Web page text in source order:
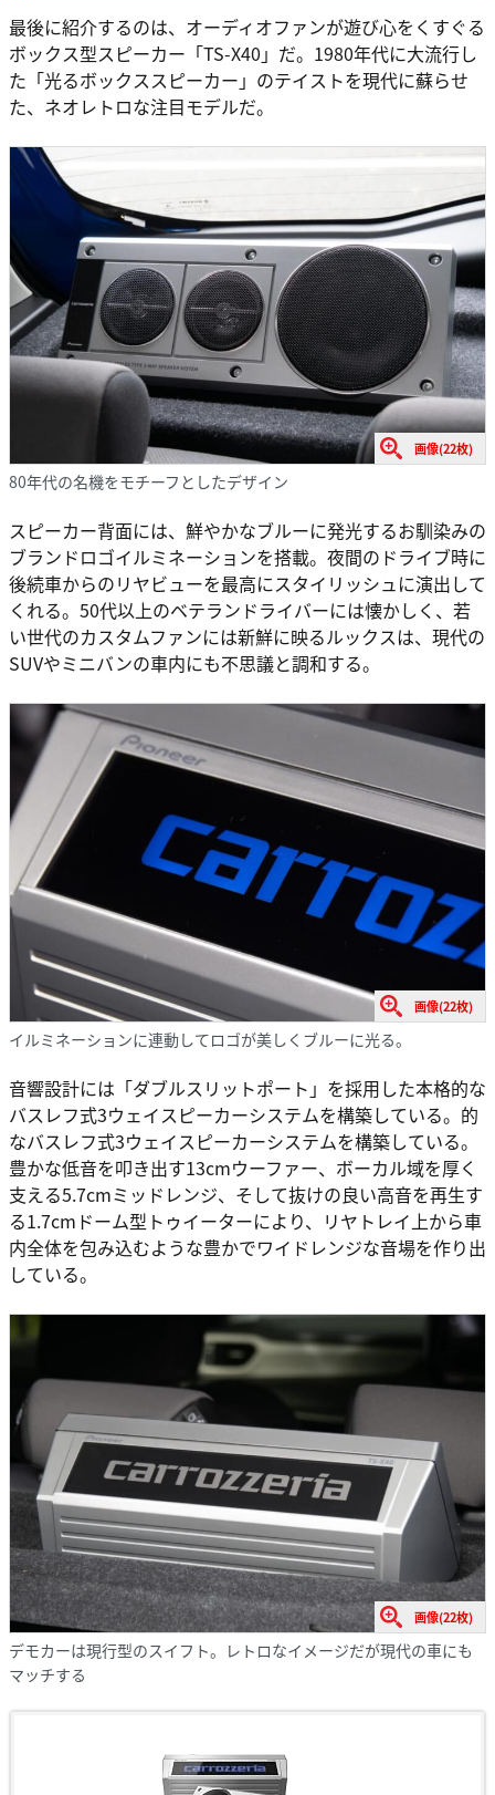
最後に紹介するのは、オーディオファンが遊び心をくすぐる
ボックス型スピーカー「TS-X40」だ。1980年代に大流行し
た「光るボックススピーカー」のテイストを現代に蘇らせ
た、ネオレトロな注目モデルだ。
画像(22枚)
80年代の名機をモチーフとしたデザイン
スピーカー背面には、鮮やかなブルーに発光するお馴染みの
ブランドロゴイルミネーションを搭載。夜間のドライブ時に
後続車からのリヤビューを最高にスタイリッシュに演出して
くれる。50代以上のベテランドライバーには懐かしく、若
い世代のカスタムファンには新鮮に映るルックスは、現代の
SUVやミニバンの車内にも不思議と調和する。
画像(22枚)
イルミネーションに連動してロゴが美しくブルーに光る。
音響設計には「ダブルスリットポート」を採用した本格的な
バスレフ式3ウェイスピーカーシステムを構築している。的
なバスレフ式3ウェイスピーカーシステムを構築している。
豊かな低音を叩き出す13cmウーファー、ボーカル域を厚く
支える5.7cmミッドレンジ、そして抜けの良い高音を再生す
る1.7cmドーム型トゥイーターにより、リヤトレイ上から車
内全体を包み込むような豊かでワイドレンジな音場を作り出
している。
画像(22枚)
デモカーは現行型のスイフト。レトロなイメージだが現代の車にも
マッチする